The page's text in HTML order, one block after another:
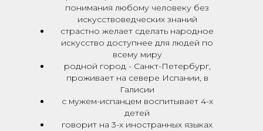
понимания любому человеку без
искусствоведческих знаний
страстно желает сделать народное
искусство доступнее для людей по
всему миру
родной город - Санкт-Петербург,
проживает на севере Испании, в
Галисии
с мужем-испанцем воспитывает 4-х
детей
говорит на 3-х иностранных языках